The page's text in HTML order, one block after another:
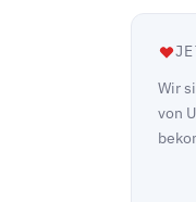
Wir
von